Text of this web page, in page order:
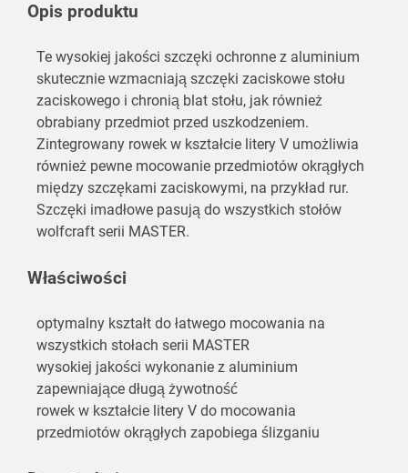
Opis produktu
Te wysokiej jakości szczęki ochronne z aluminium
skutecznie wzmacniają szczęki zaciskowe stołu
zaciskowego i chronią blat stołu, jak również
obrabiany przedmiot przed uszkodzeniem.
Zintegrowany rowek w kształcie litery V umożliwia
również pewne mocowanie przedmiotów okrągłych
między szczękami zaciskowymi, na przykład rur.
Szczęki imadłowe pasują do wszystkich stołów
wolfcraft serii MASTER.
Właściwości
optymalny kształt do łatwego mocowania na
wszystkich stołach serii MASTER
wysokiej jakości wykonanie z aluminium
zapewniające długą żywotność
rowek w kształcie litery V do mocowania
przedmiotów okrągłych zapobiega ślizganiu